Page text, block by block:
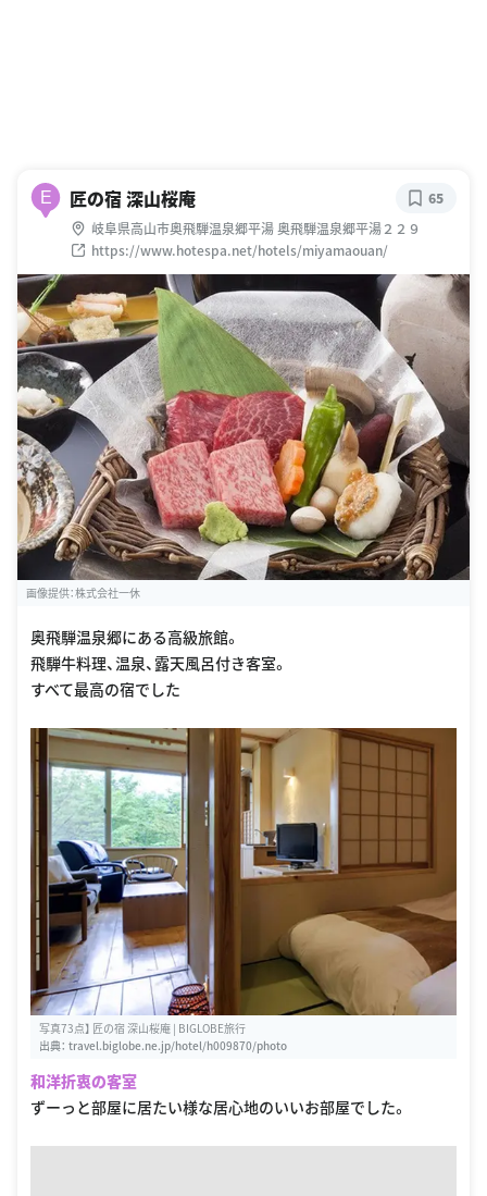
E 匠の宿 深山桜庵
岐阜県高山市奥飛騨温泉郷平湯 奥飛騨温泉郷平湯２２９
https://www.hotespa.net/hotels/miyamaouan/
65
画像提供：株式会社一休
奥飛騨温泉郷にある高級旅館。
飛騨牛料理、温泉、露天風呂付き客室。
すべて最高の宿でした
写真73点】 匠の宿 深山桜庵 | BIGLOBE旅行
出典： travel.biglobe.ne.jp/hotel/h009870/photo
和洋折衷の客室
ずーっと部屋に居たい様な居心地のいいお部屋でした。